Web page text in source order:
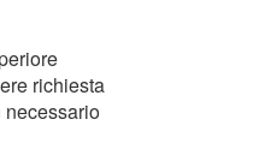
richiesta